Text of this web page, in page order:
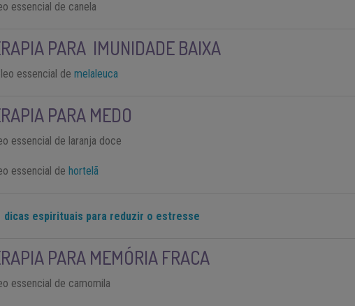
essencial de canela
PARA IMUNIDADE BAIXA
essencial demelaleuca
PARA MEDO
essencial de laranja doce
essencial de hortelã
dicas espirituais para reduzir o estresse
PARA MEMÓRIA FRACA
essencial de camomila